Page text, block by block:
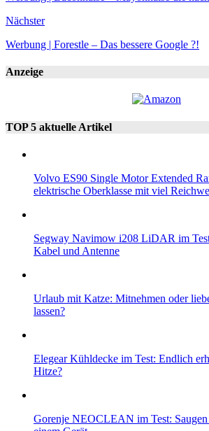
Nächster
Werbung | Forestle – Das bessere Google ?!
Anzeige
TOP 5 aktuelle Artikel
Volvo ES90 Single Motor Extended
elektrische Oberklasse mit viel
Segway Navimow i208 LiDAR im
Kabel und Antenne
Urlaub mit Katze: Mitnehmen oder
lassen?
Elegear Kühldecke im Test: Endlich
Hitze?
Gorenje NEOCLEAN im Test: